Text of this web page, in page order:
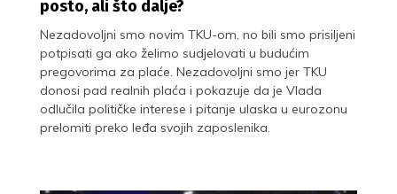
posto, ali što dalje?
Nezadovoljni smo novim TKU-om, no bili smo prisiljeni
potpisati ga ako želimo sudjelovati u budućim
pregovorima za plaće. Nezadovoljni smo jer TKU
donosi pad realnih plaća i pokazuje da je Vlada
odlučila političke interese i pitanje ulaska u eurozonu
prelomiti preko leđa svojih zaposlenika.